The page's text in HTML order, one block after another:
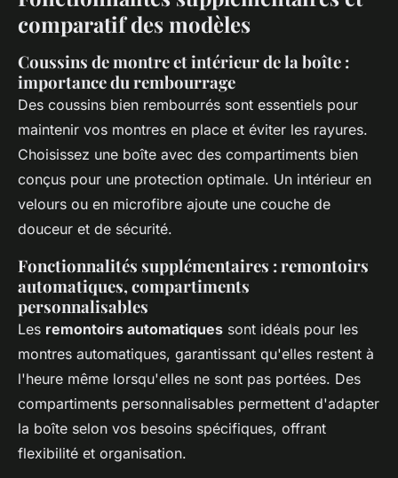
comparatif des modèles
Coussins de montre et intérieur de la boîte :
importance du rembourrage
Des coussins bien rembourrés sont essentiels pour
maintenir vos montres en place et éviter les rayures.
Choisissez une boîte avec des compartiments bien
conçus pour une protection optimale. Un intérieur en
velours ou en microfibre ajoute une couche de
douceur et de sécurité.
Fonctionnalités supplémentaires : remontoirs
automatiques, compartiments
personnalisables
Les remontoirs automatiques sont idéals pour les
montres automatiques, garantissant qu'elles restent à
l'heure même lorsqu'elles ne sont pas portées. Des
compartiments personnalisables permettent d'adapter
la boîte selon vos besoins spécifiques, offrant
flexibilité et organisation.